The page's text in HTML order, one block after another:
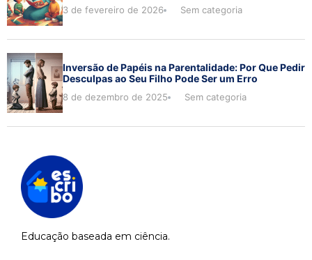
3 de fevereiro de 2026 Sem categoria
Inversão de Papéis na Parentalidade: Por Que Pedir
Desculpas ao Seu Filho Pode Ser um Erro
8 de dezembro de 2025 Sem categoria
Educação baseada em ciência.